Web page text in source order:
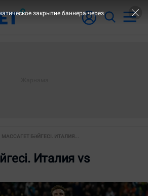
МАССАГЕТ БƏЙГЕСІ. ИТАЛИЯ...
Италия vs
закрытие баннера через